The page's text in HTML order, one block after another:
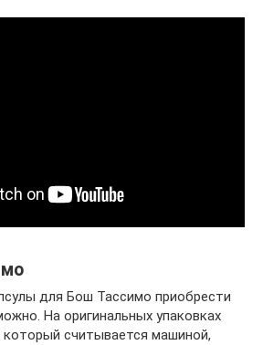
для Бош Тассимо приобрести
На оригинальных упаковках
считывается машиной,